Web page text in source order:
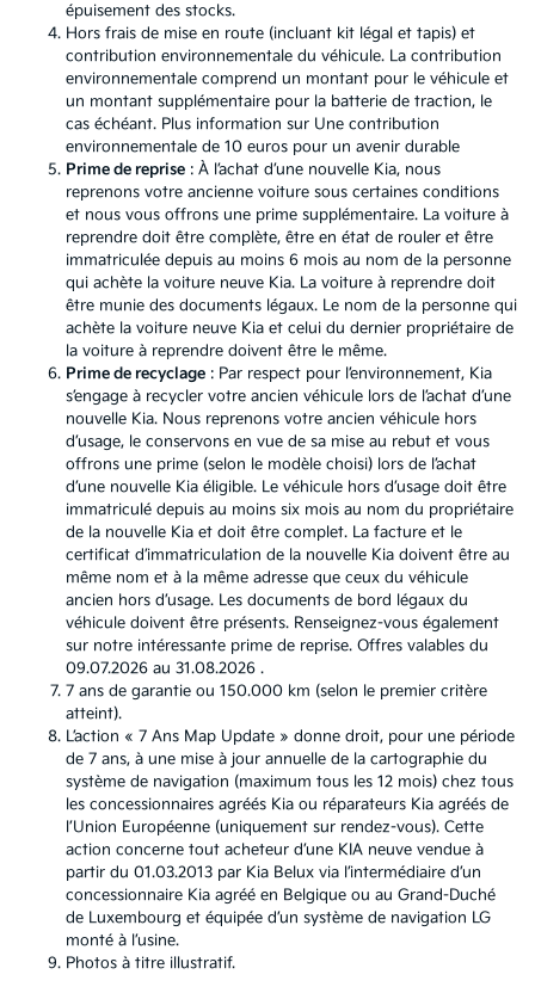
épuisement des stocks.
Hors frais de mise en route (incluant kit légal et tapis) et
contribution environnementale du véhicule. La contribution
environnementale comprend un montant pour le véhicule et
un montant supplémentaire pour la batterie de traction, le
cas échéant. Plus information sur Une contribution
environnementale de 10 euros pour un avenir durable
Prime de reprise : À l’achat d’une nouvelle Kia, nous
reprenons votre ancienne voiture sous certaines conditions
et nous vous offrons une prime supplémentaire. La voiture à
reprendre doit être complète, être en état de rouler et être
immatriculée depuis au moins 6 mois au nom de la personne
qui achète la voiture neuve Kia. La voiture à reprendre doit
être munie des documents légaux. Le nom de la personne qui
achète la voiture neuve Kia et celui du dernier propriétaire de
la voiture à reprendre doivent être le même.
Prime de recyclage : Par respect pour l’environnement, Kia
s’engage à recycler votre ancien véhicule lors de l’achat d’une
nouvelle Kia. Nous reprenons votre ancien véhicule hors
d’usage, le conservons en vue de sa mise au rebut et vous
offrons une prime (selon le modèle choisi) lors de l’achat
d’une nouvelle Kia éligible. Le véhicule hors d’usage doit être
immatriculé depuis au moins six mois au nom du propriétaire
de la nouvelle Kia et doit être complet. La facture et le
certificat d’immatriculation de la nouvelle Kia doivent être au
même nom et à la même adresse que ceux du véhicule
ancien hors d’usage. Les documents de bord légaux du
véhicule doivent être présents. Renseignez-vous également
sur notre intéressante prime de reprise. Offres valables du
09.07.2026 au 31.08.2026 .
7 ans de garantie ou 150.000 km (selon le premier critère
atteint).
L’action « 7 Ans Map Update » donne droit, pour une période
de 7 ans, à une mise à jour annuelle de la cartographie du
système de navigation (maximum tous les 12 mois) chez tous
les concessionnaires agréés Kia ou réparateurs Kia agréés de
l’Union Européenne (uniquement sur rendez-vous). Cette
action concerne tout acheteur d’une KIA neuve vendue à
partir du 01.03.2013 par Kia Belux via l’intermédiaire d’un
concessionnaire Kia agréé en Belgique ou au Grand-Duché
de Luxembourg et équipée d’un système de navigation LG
monté à l’usine.
Photos à titre illustratif.